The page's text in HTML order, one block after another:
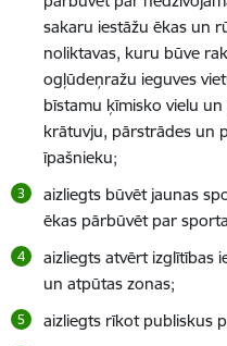
sakaru iestāžu ēkas un
noliktavas, kuru būve
ogļūdeņražu ieguves
bīstamu ķīmisko vielu
krātuvju, pārstrādes un
īpašnieku;
aizliegts būvēt jaunas
ēkas pārbūvēt par
aizliegts atvērt izglītības
un atpūtas zonas;
aizliegts rīkot publiskus